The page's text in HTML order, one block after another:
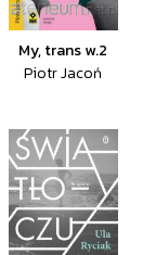
My, trans w.2
Piotr Jacoń